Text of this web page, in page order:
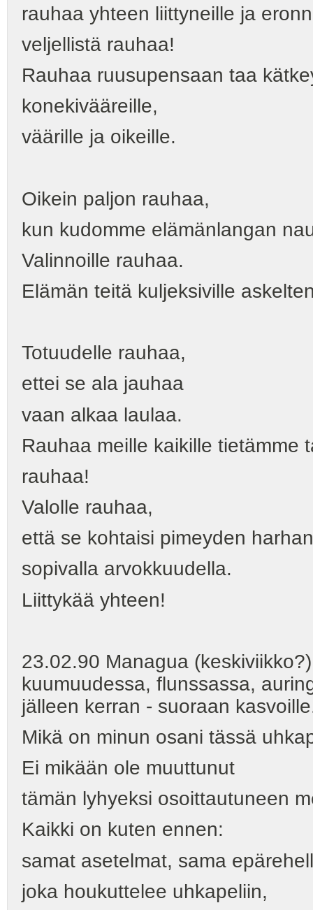
rauhaa yhteen liittyneille ja
veljellistä rauhaa!
Rauhaa ruusupensaan taa
konekivääreille,
väärille ja oikeille.
Oikein paljon rauhaa,
kun kudomme elämänlangan
Valinnoille rauhaa.
Elämän teitä kuljeksiville
Totuudelle rauhaa,
ettei se ala jauhaa
vaan alkaa laulaa.
Rauhaa meille kaikille tietämme
rauhaa!
Valolle rauhaa,
että se kohtaisi pimeyden harhan
sopivalla arvokkuudella.
Liittykää yhteen!
23.02.90 Managua
kuumuudessa, flunssassa,
jälleen kerran - suoraan
Mikä on minun osani tässä
Ei mikään ole muuttunut
tämän lyhyeksi osoittautuneen
Kaikki on kuten ennen:
samat asetelmat, sama
joka houkuttelee uhkapeliin,